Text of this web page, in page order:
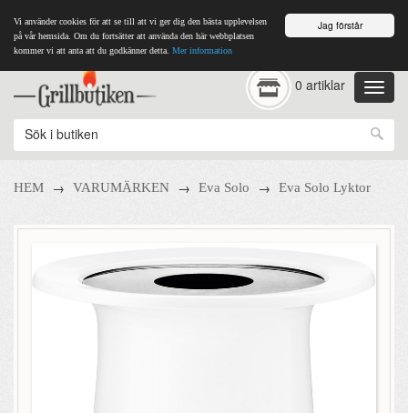
Jag förstår
Vi använder cookies för att se till att vi ger dig den bästa upplevelsen
på vår hemsida. Om du fortsätter att använda den här webbplatsen
kommer vi att anta att du godkänner detta. Mer information
0 artiklar
HEM → VARUMÄRKEN → Eva Solo → Eva Solo Lyktor